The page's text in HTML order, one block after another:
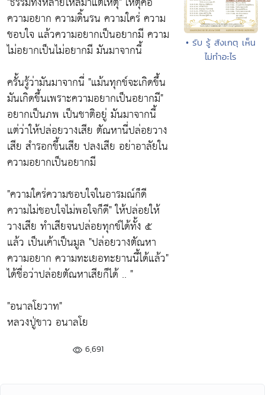
ความอยาก ความดิ้นรน ความใคร่ ความ
ชอบใจ แล้วความอยากเป็นอยากมี ความ
ไม่อยากเป็นไม่อยากมี มันมาจากนี้
ครั้นรู้ว่ามันมาจากนี่ "แม้นทุกข์จะเกิดขึ้น
มันเกิดขึ้นเพราะความอยากเป็นอยากมี"
อยากเป็นภพ เป็นชาติอยู่ มันมาจากนี้
แต่ว่าให้ปล่อยวางเสีย ตัณหานี่ปล่อยวาง
เสีย สำรอกขึ้นเสีย ปลงเสีย อย่าอาลัยใน
ความอยากเป็นอยากมี
"ความใคร่ความชอบใจในอารมณ์ก็ดี
ความไม่ชอบใจไม่พอใจก็ดี"ให้ปล่อยให้
วางเสีย ทำเสียจนปล่อยทุกข์ได้ทั้ง ๕
แล้ว เป็นเค้าเป็นมูล "ปล่อยวางตัณหา
ความอยาก ความทะเยอทะยานนี้ได้แล้ว"
ได้ชื่อว่าปล่อยตัณหาเสียก็ได้ .. "
"อนาลโยวาท"
หลวงปู่ขาว อนาลโย
6,691
• รับ รู้ สังเกตุ เห็น
ไม่ทำอะไร